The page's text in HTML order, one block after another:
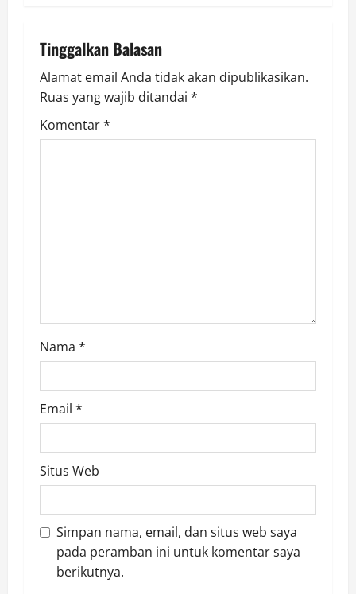
v
i
g
Tinggalkan Balasan
Alamat email Anda tidak akan dipublikasikan.
Ruas yang wajib ditandai *
Komentar*
Nama *
Email *
Situs Web
Simpan nama, email, dan situs web saya
pada peramban ini untuk komentar saya
berikutnya.